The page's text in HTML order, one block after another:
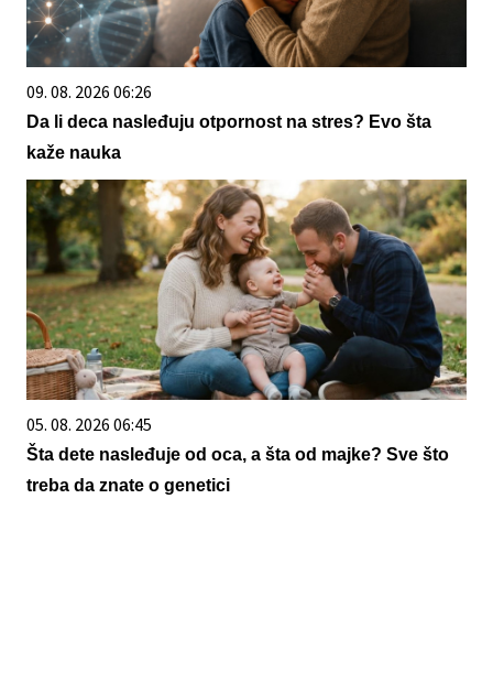
09. 08. 2026 06:26
Da li deca nasleđuju otpornost na stres? Evo šta
kaže nauka
05. 08. 2026 06:45
Šta dete nasleđuje od oca, a šta od majke? Sve što
treba da znate o genetici